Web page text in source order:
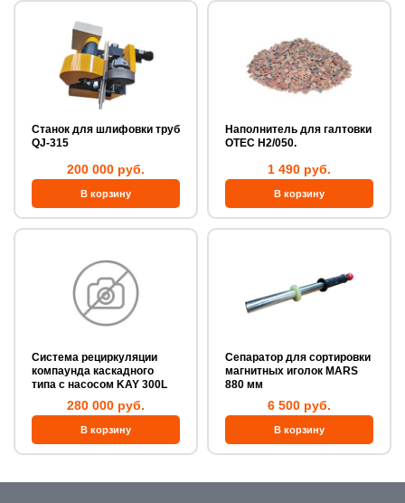
Станок для шлифовки труб
QJ-315
200 000 руб.
Наполнитель для галтовки
OTEC H2/050.
1 490 руб.
Система рециркуляции
компаунда каскадного
типа с насосом KAY 300L
280 000 руб.
Сепаратор для сортировки
магнитных иголок MARS
880 мм
6 500 руб.